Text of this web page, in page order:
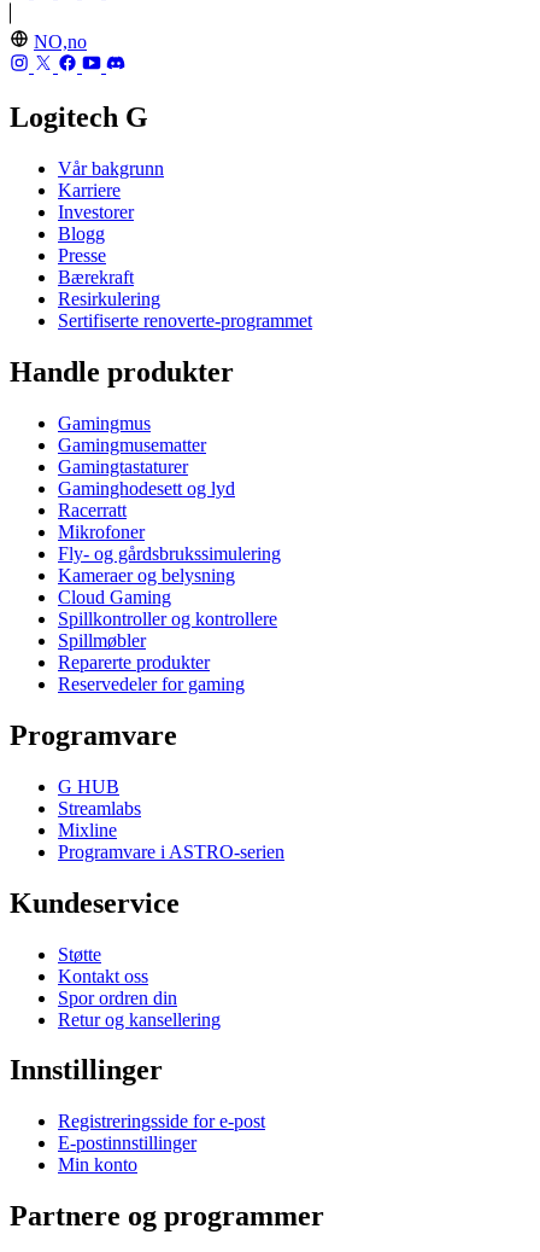
NO,no
Logitech G
Vår bakgrunn
Karriere
Investorer
Blogg
Presse
Bærekraft
Resirkulering
Sertifiserte renoverte-programmet
Handle produkter
Gamingmus
Gamingmusematter
Gamingtastaturer
Gaminghodesett og lyd
Racerratt
Mikrofoner
Fly- og gårdsbrukssimulering
Kameraer og belysning
Cloud Gaming
Spillkontroller og kontrollere
Spillmøbler
Reparerte produkter
Reservedeler for gaming
Programvare
G HUB
Streamlabs
Mixline
Programvare i ASTRO-serien
Kundeservice
Støtte
Kontakt oss
Spor ordren din
Retur og kansellering
Innstillinger
Registreringsside for e-post
E-postinnstillinger
Min konto
Partnere og programmer